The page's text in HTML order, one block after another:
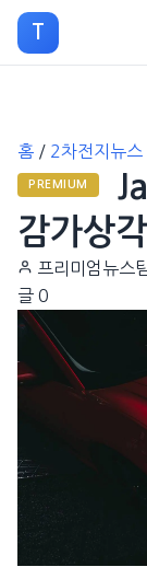
T
홈 / 2차전지뉴스
PREMIUM
감가상
프리미엄뉴스
글 0